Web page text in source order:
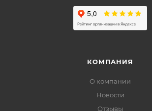
КОМПАНИЯ
О компании
Новости
Отзывы